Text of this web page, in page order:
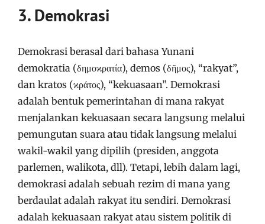
3. Demokrasi
Demokrasi berasal dari bahasa Yunani
demokratia (δημοϰρατία), demos (δῆμος), “rakyat”,
dan kratos (ϰράτος), “kekuasaan”. Demokrasi
adalah bentuk pemerintahan di mana rakyat
menjalankan kekuasaan secara langsung melalui
pemungutan suara atau tidak langsung melalui
wakil-wakil yang dipilih (presiden, anggota
parlemen, walikota, dll). Tetapi, lebih dalam lagi,
demokrasi adalah sebuah rezim di mana yang
berdaulat adalah rakyat itu sendiri. Demokrasi
adalah kekuasaan rakyat atau sistem politik di